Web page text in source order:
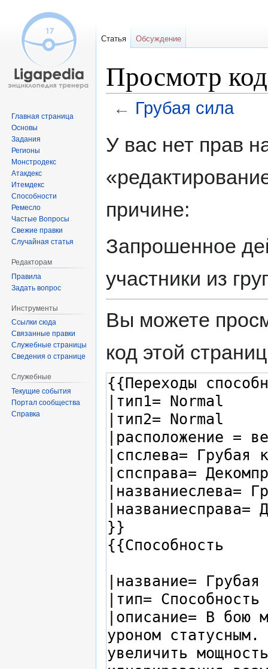
Просмотр
← Грубая сила
ккУ вас нет прав
причине:
Запрошенное
участники из
Вы можете
код этой
Статья Обсуждение
Главная страница
Основы
Задания
Регионы
Монстродекс
Атакдекс
Итемдекс
Способности
Ремесло
Частые Вопросы
Свежие правки
Случайная статья
Редакторам
Правила
Задать вопрос
Инструменты
Ссылки сюда
Связанные правки
Служебные страницы
Сведения о странице
Служебные
Текущие события
Портал сообщества
Справка